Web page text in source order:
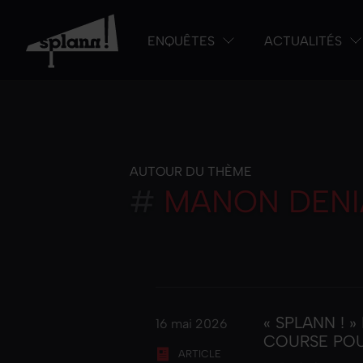
ENQUÊTES ACTUALITÉS
AUTOUR DU THÈME
MANON
16 mai 2026
ARTICLE
« SPLANN !
COURSE